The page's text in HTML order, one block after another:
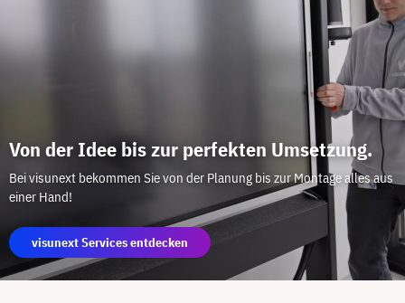
Von der Idee bis zur perfekten Umsetzung.
Bei visunext bekommen Sie von der Planung bis zur Montage alles aus
einer Hand!
visunext Services entdecken